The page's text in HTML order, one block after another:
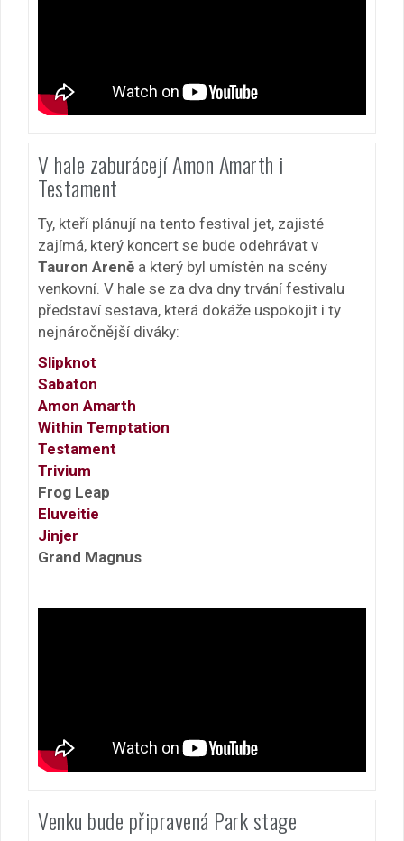
V hale zaburácejí Amon Amarth i
Testament
Ty, kteří plánují na tento festival jet, zajisté
zajímá, který koncert se bude odehrávat v
Tauron Areně a který byl umístěn na scény
venkovní. V hale se za dva dny trvání festivalu
představí sestava, která dokáže uspokojit i ty
nejnáročnější diváky:
Slipknot
Sabaton
Amon Amarth
Within Temptation
Testament
Trivium
Frog Leap
Eluveitie
Jinjer
Grand Magnus
Venku bude připravená Park stage